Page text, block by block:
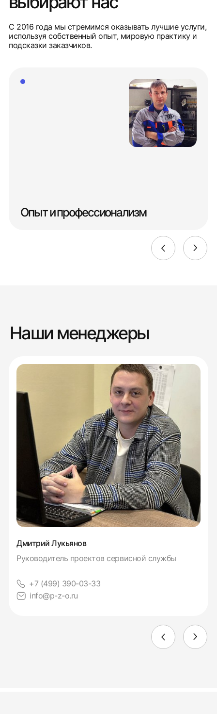
С 2016 года мы стремимся оказывать лучшие услуги,
используя собственный опыт, мировую практику и
подсказки заказчиков.
Опыт и профессионализм
Наши менеджеры
Дмитрий Лукьянов
Руководитель проектов сервисной службы
+7 (499) 390-03-33
info@p-z-o.ru